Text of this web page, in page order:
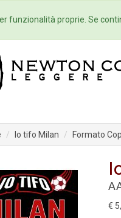
Home Autori
Io tifo Milan Formato
€
funzionalità proprie. Se